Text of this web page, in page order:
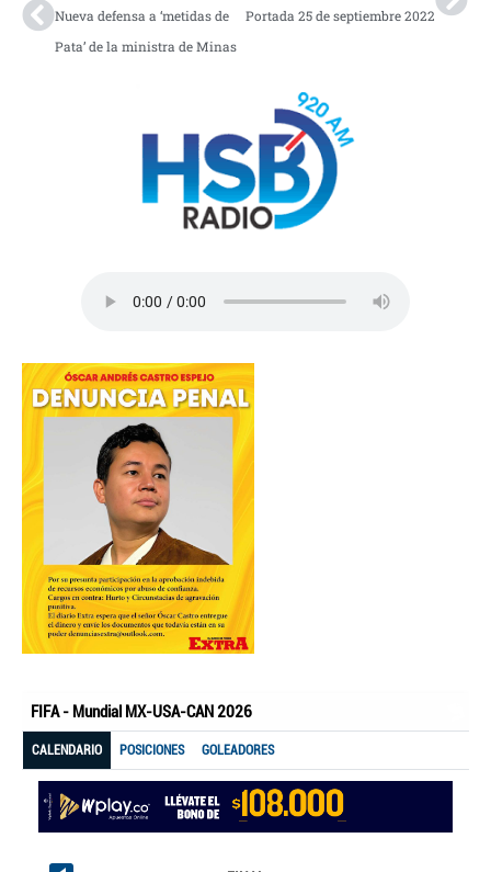
Nueva defensa a ‘metidas de
Pata’ de la ministra de Minas
Portada 25 de septiembre 2022